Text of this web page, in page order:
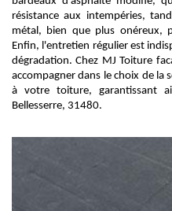
résistance aux intempéries,
métal, bien que plus onéreux,
Enfin, l'entretien régulier est
dégradation. Chez MJ Toiture
accompagner dans le choix de la
à votre toiture, garantissant
Bellesserre, 31480.